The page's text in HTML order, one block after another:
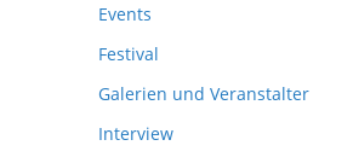
Events
Festival
Galerien und Veranstalter
Interview